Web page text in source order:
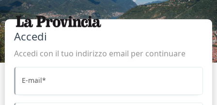
Accedi
Accedi con il tuo indirizzo email per continuare
E-mail*